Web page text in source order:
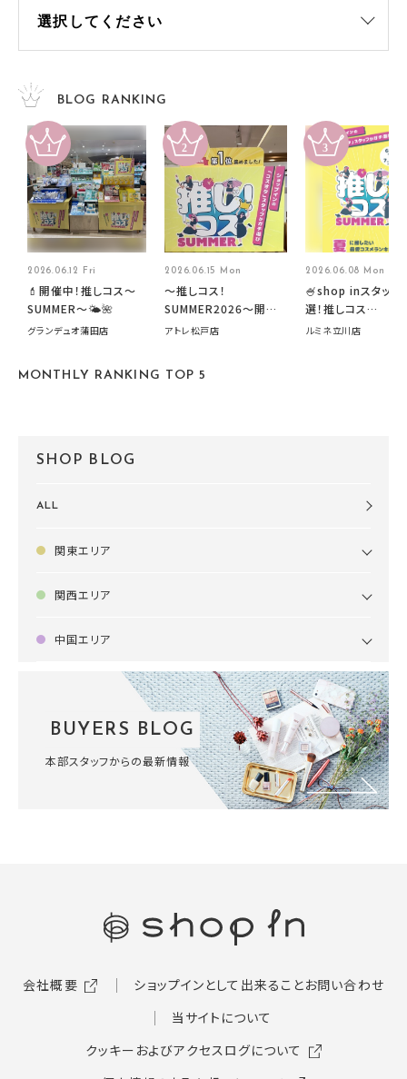
BLOG RANKING
2026.06.12 Fri
💄開催中！推しコス〜
SUMMER〜🌤️🌺
グランデュオ蒲田店
2026.06.15 Mon
～推しコス！
SUMMER2026～開催
中です！
アトレ松戸店
2026.06.08 Mon
🍧shop inスタッフ
選！推しコス
summer2026開催
ルミネ立川店
MONTHLY RANKING TOP 5
SHOP BLOG
ALL
関東エリア
関西エリア
中国エリア
BUYERS BLOG
本部スタッフからの最新情報
会社概要 ショップインとして出来ることお問い合わせ
当サイトについて
クッキーおよびアクセスログについて